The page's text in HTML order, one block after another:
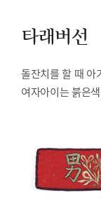
타래버선
돌잔치를 할 때 아
여자아이는 붉은